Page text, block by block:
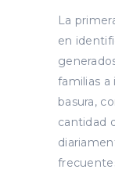
La
en
familias a
basura,
cantidad